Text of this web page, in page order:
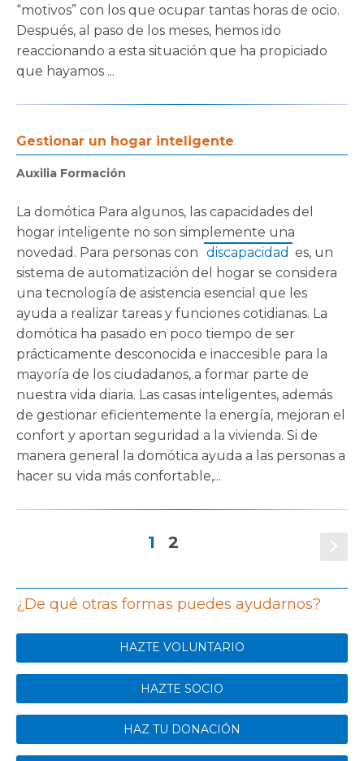
“motivos” con los que ocupar tantas horas de ocio.
Después, al paso de los meses, hemos ido
reaccionando a esta situación que ha propiciado
que hayamos ...
Gestionar un hogar inteligente
Auxilia Formación
La domótica Para algunos, las capacidades del
hogar inteligente no son simplemente una
novedad. Para personas con discapacidad es, un
sistema de automatización del hogar se considera
una tecnología de asistencia esencial que les
ayuda a realizar tareas y funciones cotidianas. La
domótica ha pasado en poco tiempo de ser
prácticamente desconocida e inaccesible para la
mayoría de los ciudadanos, a formar parte de
nuestra vida diaria. Las casas inteligentes, además
de gestionar eficientemente la energía, mejoran el
confort y aportan seguridad a la vivienda. Si de
manera general la domótica ayuda a las personas a
hacer su vida más confortable,...
1 2
¿De qué otras formas puedes ayudarnos?
HAZTE VOLUNTARIO
HAZTE SOCIO
HAZ TU DONACIÓN